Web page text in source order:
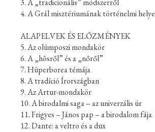
3. A „tradicionális” módszerről
4. A Grál misztériumának történelmi helye
ALAPELVEK ÉS ELŐZMÉNYEK
5. Az olümposzi mondakör
6. A „hõsről” és a „nőről”
7. Hüperborea témája
8. A tradíció Írországban
9. Az Artur-mondakör
10. A birodalmi saga – az univerzális úr
11. Frigyes – János pap – a birodalom fája
12. Dante: a veltro és a dux